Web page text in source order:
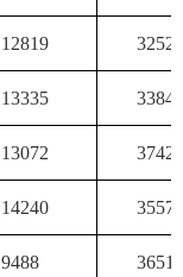
12819 32526
13335 33843
13072 37423
14240 35577
9488 36514